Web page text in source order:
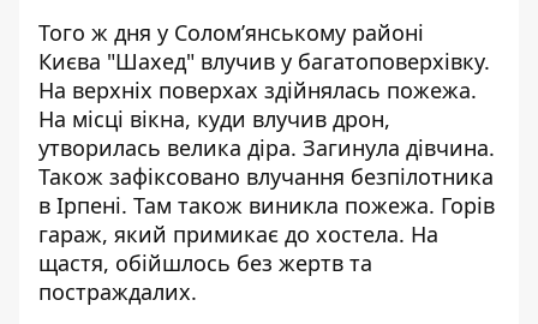
Того ж дня у Солом’янському районі
Києва "Шахед" влучив у багатоповерхівку.
На верхніх поверхах здійнялась пожежа.
На місці вікна, куди влучив дрон,
утворилась велика діра. Загинула дівчина.
Також зафіксовано влучання безпілотника
в Ірпені. Там також виникла пожежа. Горів
гараж, який примикає до хостела. На
щастя, обійшлось без жертв та
постраждалих.